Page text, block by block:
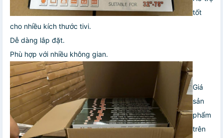
tốt
cho nhiều kích thước tivi.
Dễ dàng lắp đặt.
Phù hợp với nhiều không gian.
Giá
sản
phẩm
trên